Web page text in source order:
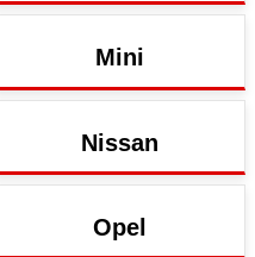
Mini
Nissan
Opel